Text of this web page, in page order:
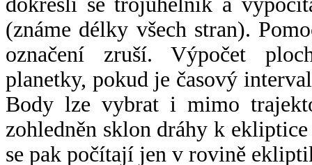
(známe délky všech stran).
označení zruší. Výpočet
planetky, pokud je časový
Body lze vybrat i mimo
zohledněn sklon dráhy k
se pak počítají jen v rovině